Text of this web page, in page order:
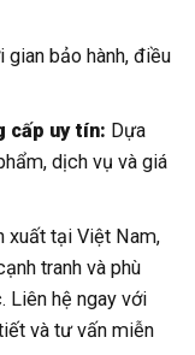
gian bảo hành, điều
cấp uy tín: Dựa
dịch vụ và giá
xuất tại Việt Nam,
tranh và phù
Liên hệ ngay với
và tư vấn miễn